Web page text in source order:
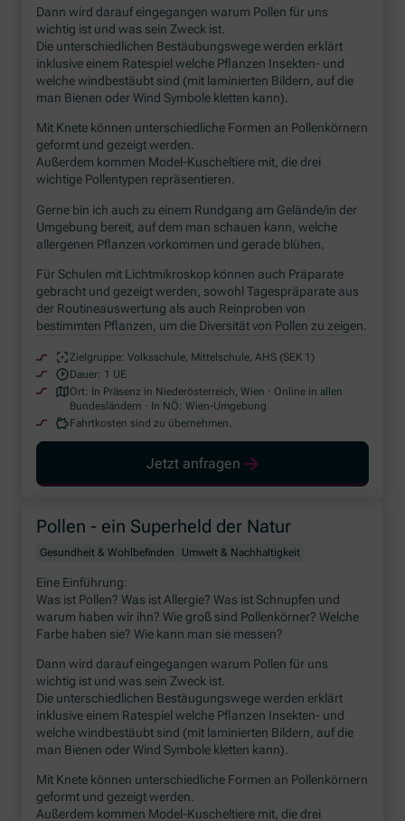
Dann wird darauf eingegangen warum Pollen für uns
wichtig ist und was sein Zweck ist.
Die unterschiedlichen Bestäubungswege werden erklärt
inklusive einem Ratespiel welche Pflanzen Insekten- und
welche windbestäubt sind (mit laminierten Bildern, auf die
man Bienen oder Wind Symbole kletten kann).
Mit Knete können unterschiedliche Formen an Pollenkörnern
geformt und gezeigt werden.
Außerdem kommen Model-Kuscheltiere mit, die drei
wichtige Pollentypen repräsentieren.
Gerne bin ich auch zu einem Rundgang am Gelände/in der
Umgebung bereit, auf dem man schauen kann, welche
allergenen Pflanzen vorkommen und gerade blühen.
Für Schulen mit Lichtmikroskop können auch Präparate
gebracht und gezeigt werden, sowohl Tagespräparate aus
der Routineauswertung als auch Reinproben von
bestimmten Pflanzen, um die Diversität von Pollen zu zeigen.
Zielgruppe: Volksschule, Mittelschule, AHS (SEK 1)
Dauer: 1 UE
Ort: In Präsenz in Niederösterreich, Wien · Online in allen
Bundesländern · In NÖ: Wien-Umgebung
Fahrtkosten sind zu übernehmen.
Jetzt anfragen
Pollen - ein Superheld der Natur
Gesundheit & Wohlbefinden Umwelt & Nachhaltigkeit
Eine Einführung:
Was ist Pollen? Was ist Allergie? Was ist Schnupfen und
warum haben wir ihn? Wie groß sind Pollenkörner? Welche
Farbe haben sie? Wie kann man sie messen?
Dann wird darauf eingegangen warum Pollen für uns
wichtig ist und was sein Zweck ist.
Die unterschiedlichen Bestäugungswege werden erklärt
inklusive einem Ratespiel welche Pflanzen Insekten- und
welche windbestäubt sind (mit laminierten Bildern, auf die
man Bienen oder Wind Symbole kletten kann).
Mit Knete können unterschiedliche Formen an Pollenkörnern
geformt und gezeigt werden.
Außerdem kommen Model-Kuscheltiere mit, die drei